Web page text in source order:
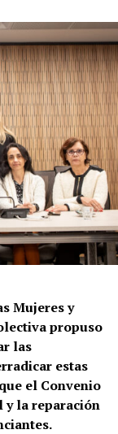
Mujeres y
propuso
las
estas
el Convenio
y la reparación